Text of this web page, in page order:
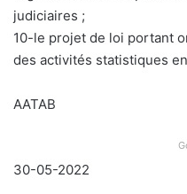
judiciaires ;
10-le projet de loi portant
des activités statistiques
AATAB
30-05-2022